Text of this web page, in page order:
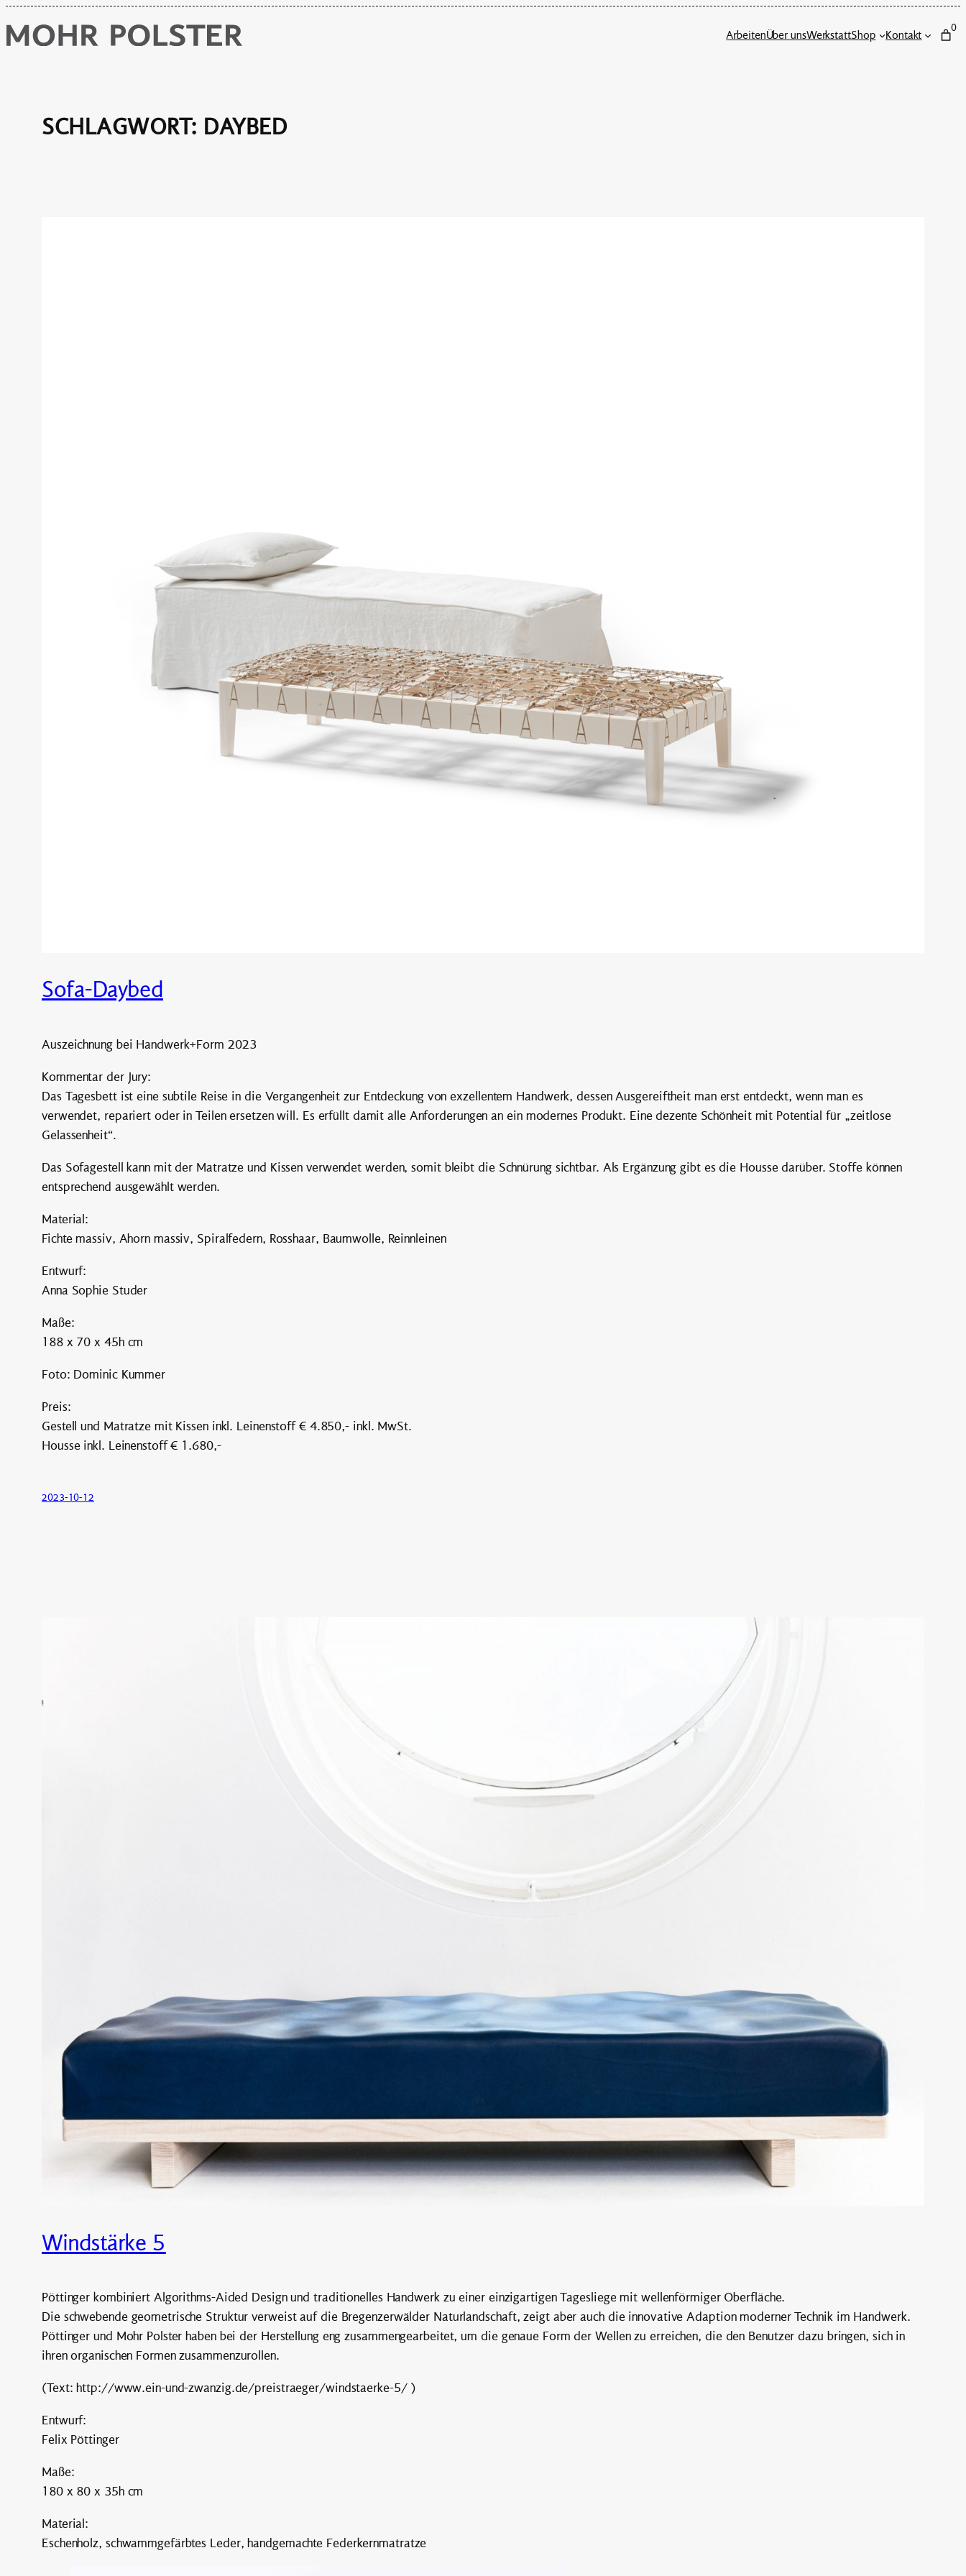
Inhalt
springen
ArbeitenÜber unsWerkstattShop Kontakt
0
SCHLAGWORT: DAYBED
Sofa-Daybed
Auszeichnung bei Handwerk+Form 2023
Kommentar der Jury:
Das Tagesbett ist eine subtile Reise in die Vergangenheit zur Entdeckung von exzellentem Handwerk, dessen Ausgereiftheit man erst entdeckt, wenn man es
verwendet, repariert oder in Teilen ersetzen will. Es erfüllt damit alle Anforderungen an ein modernes Produkt. Eine dezente Schönheit mit Potential für „zeitlose
Gelassenheit“.
Das Sofagestell kann mit der Matratze und Kissen verwendet werden, somit bleibt die Schnürung sichtbar. Als Ergänzung gibt es die Housse darüber. Stoffe können
entsprechend ausgewählt werden.
Material:
Fichte massiv, Ahorn massiv, Spiralfedern, Rosshaar, Baumwolle, Reinnleinen
Entwurf:
Anna Sophie Studer
Maße:
188 x 70 x 45h cm
Foto: Dominic Kummer
Preis:
Gestell und Matratze mit Kissen inkl. Leinenstoff € 4.850,- inkl. MwSt.
Housse inkl. Leinenstoff € 1.680,-
2023-10-12
Windstärke 5
Pöttinger kombiniert Algorithms-Aided Design und traditionelles Handwerk zu einer einzigartigen Tagesliege mit wellenförmiger Oberfläche.
Die schwebende geometrische Struktur verweist auf die Bregenzerwälder Naturlandschaft, zeigt aber auch die innovative Adaption moderner Technik im Handwerk.
Pöttinger und Mohr Polster haben bei der Herstellung eng zusammengearbeitet, um die genaue Form der Wellen zu erreichen, die den Benutzer dazu bringen, sich in
ihren organischen Formen zusammenzurollen.
(Text: http://www.ein-und-zwanzig.de/preistraeger/windstaerke-5/ )
Entwurf:
Felix Pöttinger
Maße:
180 x 80 x 35h cm
Material:
Eschenholz, schwammgefärbtes Leder, handgemachte Federkernmatratze